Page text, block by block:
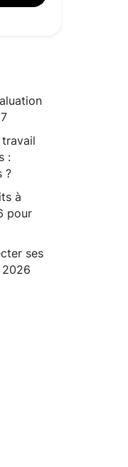
:
?
à
pour
ses
2026